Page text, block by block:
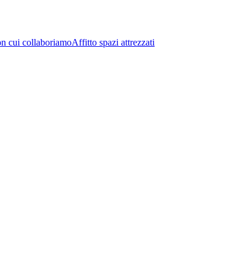
cui collaboriamoAffitto spazi attrezzati